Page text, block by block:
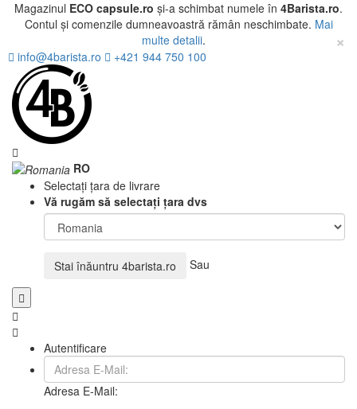
Magazinul ECO capsule.ro și-a schimbat numele în 4Barista.ro.
Contul și comenzile dumneavoastră rămân neschimbate. Mai
multe detalii. ×
info@4barista.ro +421 944 750 100
RO
Selectați țara de livrare
Vă rugăm să selectați țara dvs
Stai înăuntru 4barista.ro Sau
Autentificare
Adresa E-Mail: